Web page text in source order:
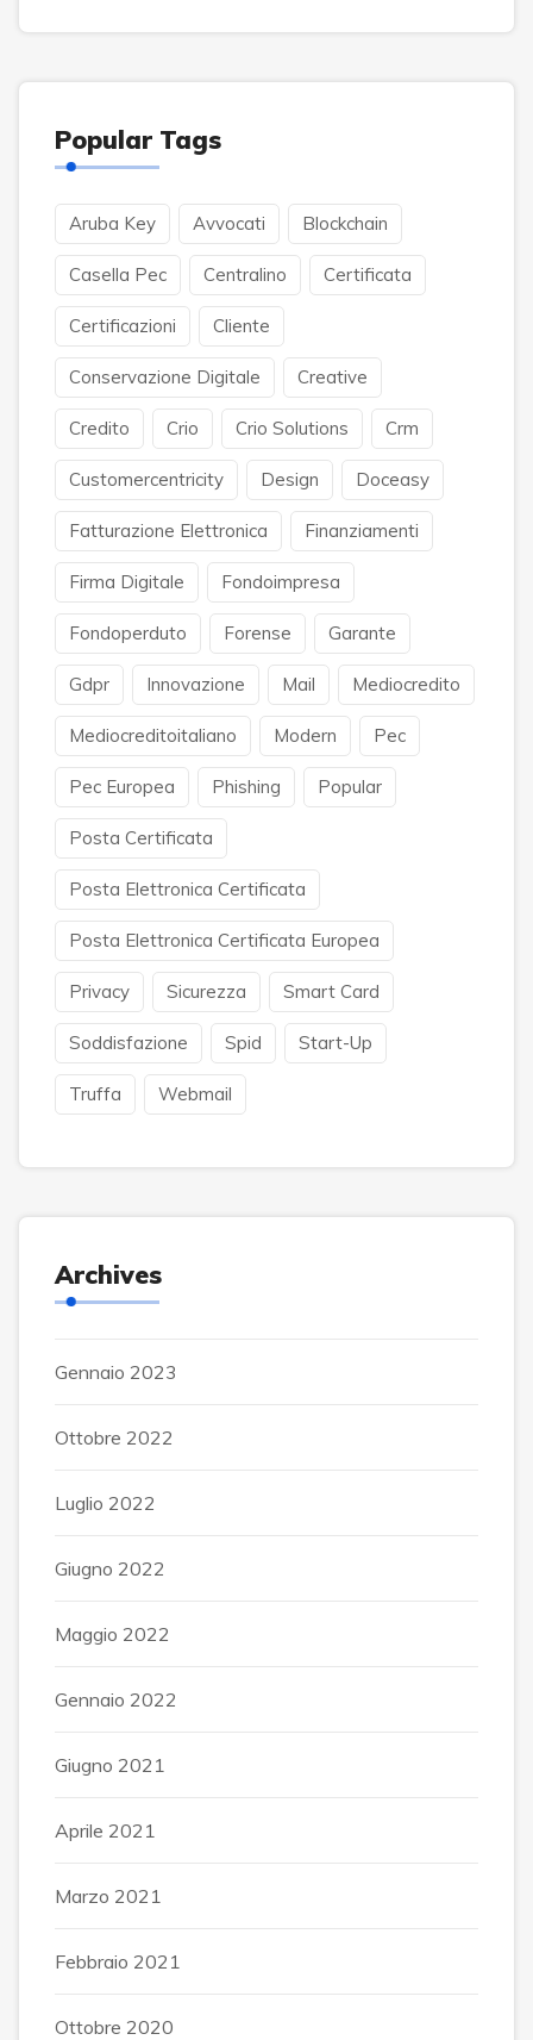
Popular Tags
Aruba Key Avvocati Blockchain
Casella Pec Centralino Certificata
Certificazioni Cliente
Conservazione Digitale Creative
Credito Crio Crio Solutions Crm
Customercentricity Design Doceasy
Fatturazione Elettronica Finanziamenti
Firma Digitale Fondoimpresa
Fondoperduto Forense Garante
Gdpr Innovazione Mail Mediocredito
Mediocreditoitaliano Modern Pec
Pec Europea Phishing Popular
Posta Certificata
Posta Elettronica Certificata
Posta Elettronica Certificata Europea
Privacy Sicurezza Smart Card
Soddisfazione Spid Start-Up
Truffa Webmail
Archives
Gennaio 2023
Ottobre 2022
Luglio 2022
Giugno 2022
Maggio 2022
Gennaio 2022
Giugno 2021
Aprile 2021
Marzo 2021
Febbraio 2021
Ottobre 2020